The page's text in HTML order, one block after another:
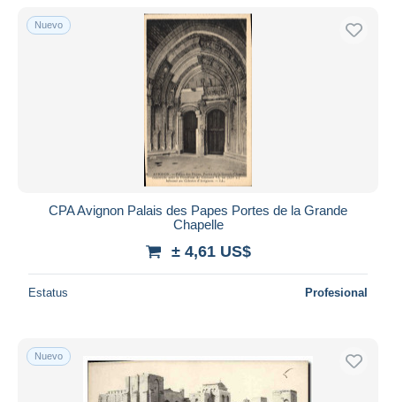
Sólo con descuento
Transferencia bancaria
Mastercard
Deseleccionar todo
Nuevo
CPA Avignon Palais des Papes Portes de la Grande
Chapelle
± 4,61 US$
Estatus Profesional
Nuevo